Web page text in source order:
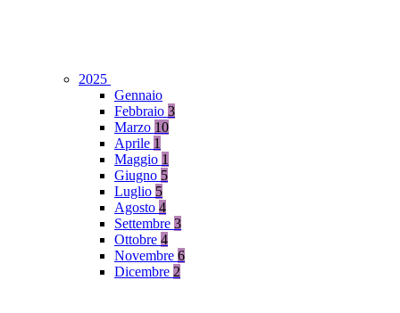
2025
Gennaio
Febbraio 3
Marzo 10
Aprile 1
Maggio 1
Giugno 5
Luglio 5
Agosto 4
Settembre 3
Ottobre 4
Novembre 6
Dicembre 2